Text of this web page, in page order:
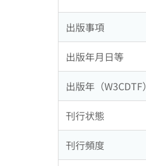
出版事項
出版年月日等
出版年（W3CDTF）
刊行状態
刊行頻度